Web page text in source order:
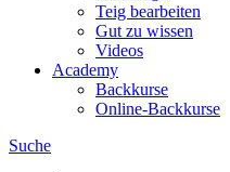
Teig bearbeiten
Gut zu wissen
Videos
Academy
Backkurse
Online-Backkurse
Suche